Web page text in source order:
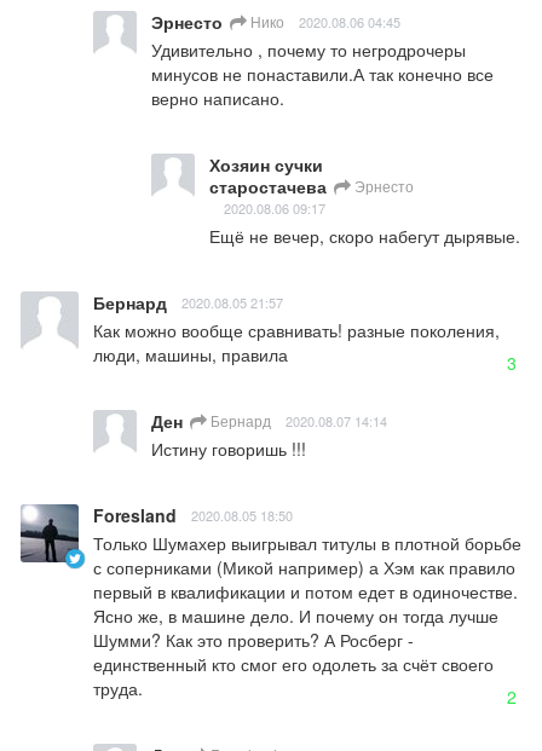
Эрнесто Нико 2020.08.06 04:45
Удивительно , почему то негродрочеры
минусов не понаставили.А так конечно все
верно написано.
Хозяин сучки
старостачева
Эрнесто
2020.08.06 09:17
Ещё не вечер, скоро набегут дырявые.
Бернард 2020.08.05 21:57
Как можно вообще сравнивать! разные поколения,
люди, машины, правила
3
Ден Бернард 2020.08.07 14:14
Истину говоришь !!!
Foresland 2020.08.05 18:50
Только Шумахер выигрывал титулы в плотной борьбе
с соперниками (Микой например) а Хэм как правило
первый в квалификации и потом едет в одиночестве.
Ясно же, в машине дело. И почему он тогда лучше
Шумми? Как это проверить? А Росберг -
единственный кто смог его одолеть за счёт своего
труда.
2